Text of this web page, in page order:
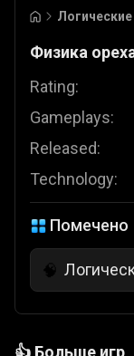
Физика
Rating:
Gameplays:
Released:
Technology:
Помечено
🧠
👍 Больше игр